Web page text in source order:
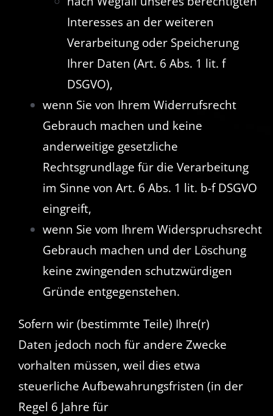
Interesses an der weiteren
Verarbeitung oder Speicherung
Ihrer Daten (Art. 6 Abs. 1 lit. f
DSGVO),
wenn Sie von Ihrem Widerrufsrecht
Gebrauch machen und keine
anderweitige gesetzliche
Rechtsgrundlage für die Verarbeitung
im Sinne von Art. 6 Abs. 1 lit. b-f DSGVO
eingreift,
wenn Sie vom Ihrem Widerspruchsrecht
Gebrauch machen und der Löschung
keine zwingenden schutzwürdigen
Gründe entgegenstehen.
Sofern wir (bestimmte Teile) Ihre(r)
Daten jedoch noch für andere Zwecke
vorhalten müssen, weil dies etwa
steuerliche Aufbewahrungsfristen (in der
Regel 6 Jahre für